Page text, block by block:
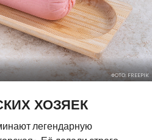
ФОТО: FREEPIK
ХОЗЯЕК
легендарную